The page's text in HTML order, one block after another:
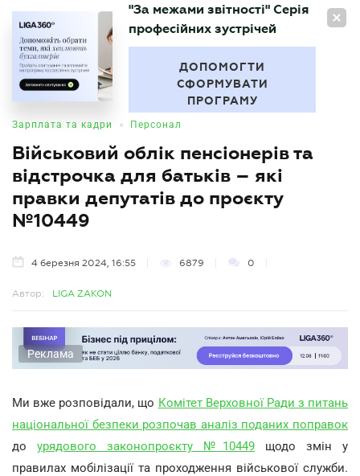
UA
БУХГАЛТЕР
"За межами звітності" Серія
професійних зустрічей
ДОПОМОГТИ
СФОРМУВАТИ
ПРОГРАМУ
Зарплата та кадри • Персонал
Військовий облік пенсіонерів та
відстрочка для батьків – які
правки депутатів до проєкту
№10449
4 березня 2024, 16:55 6879 0
Автор: LIGA ZAKON
Реклама
Ми вже розповідали, що Комітет Верховної Ради з питань
національної безпеки розпочав аналіз поданих поправок
до урядового законопроєкту №10449 щодо змін у
правилах мобілізації та проходження військової служби.